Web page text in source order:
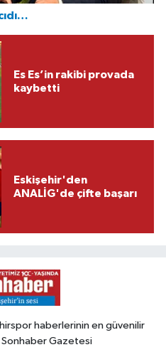
Es Es’in rakibi provada
kaybetti
Eskişehir'den
ANALİG'de çifte başarı
haberlerinin en güvenilir
Sonhaber Gazetesi